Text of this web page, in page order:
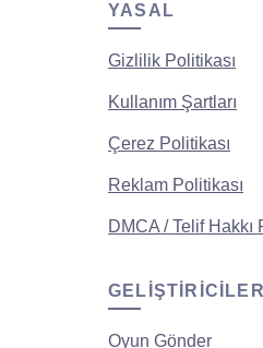
YASAL
Gizlilik Politikası
Kullanım Şartları
Çerez Politikası
Reklam Politikası
DMCA / Telif Hakkı
GELIŞTIRICILER
Oyun Gönder